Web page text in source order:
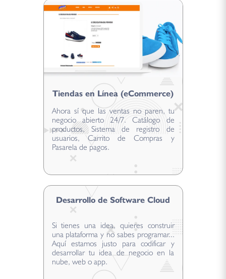
Tiendas en Línea (eCommerce)
Ahora sí que las ventas no paren, tu
negocio abierto 24/7. Catálogo de
productos, Sistema de registro de
usuarios, Carrito de Compras y
Pasarela de pagos.
Desarrollo de Software Cloud
Si tienes una idea, quieres construir
una plataforma y no sabes programar...
Aquí estamos justo para codificar y
desarrollar tu idea de negocio en la
nube, web o app.